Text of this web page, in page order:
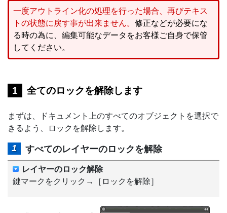
一度アウトライン化の処理を行った場合、再びテキス
トの状態に戻す事が出来ません。 修正などが必要にな
る時の為に、編集可能なデータをお客様ご自身で保管
してください。
全てのロックを解除します
まずは、ドキュメント上のすべてのオブジェクトを選択で
きるよう、ロックを解除します。
すべてのレイヤーのロックを解除
レイヤーのロック解除
鍵マークをクリック→［ロックを解除］